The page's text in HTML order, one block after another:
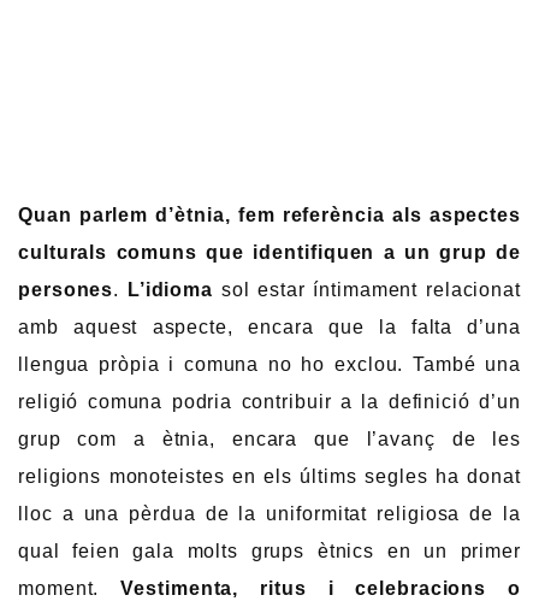
Quan parlem d’ètnia, fem referència als aspectes
culturals comuns que identifiquen a un grup de
persones. L’idioma sol estar íntimament relacionat
amb aquest aspecte, encara que la falta d’una
llengua pròpia i comuna no ho exclou. També una
religió comuna podria contribuir a la definició d’un
grup com a ètnia, encara que l’avanç de les
religions monoteistes en els últims segles ha donat
lloc a una pèrdua de la uniformitat religiosa de la
qual feien gala molts grups ètnics en un primer
moment.Vestimenta, ritus i celebracions o